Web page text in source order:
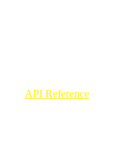
API Reference